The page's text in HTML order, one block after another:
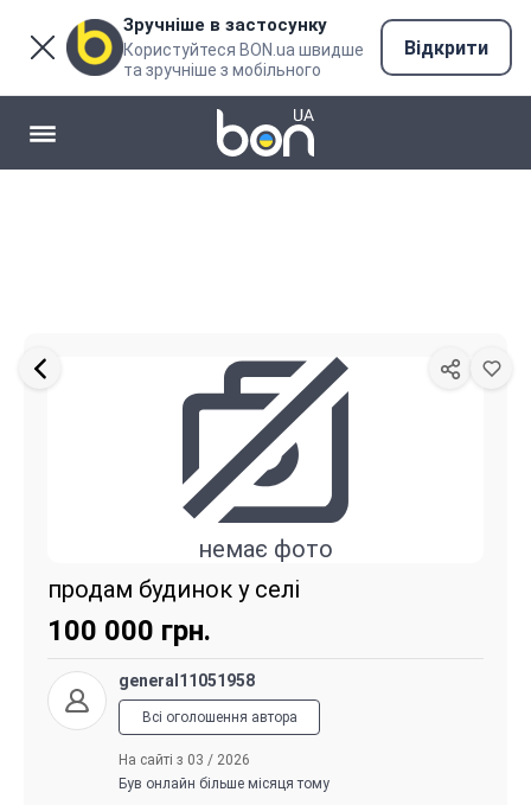
Зручніше в застосунку
Користуйтеся BON.ua швидше
та зручніше з мобільного
Відкрити
немає фото
продам будинок у селі
100 000 грн.
general11051958
Всі оголошення автора
На сайті з 03 / 2026
Був онлайн більше місяця тому